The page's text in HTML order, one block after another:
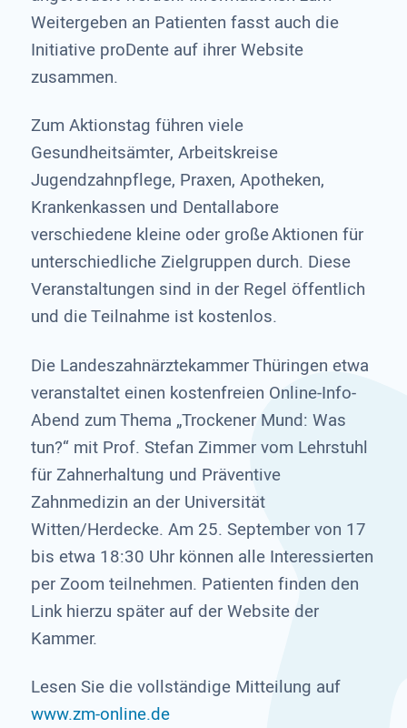
Weitergeben an Patienten fasst auch die
Initiative proDente auf ihrer Website
zusammen.
Zum Aktionstag führen viele
Gesundheitsämter, Arbeitskreise
Jugendzahnpflege, Praxen, Apotheken,
Krankenkassen und Dentallabore
verschiedene kleine oder große Aktionen für
unterschiedliche Zielgruppen durch. Diese
Veranstaltungen sind in der Regel öffentlich
und die Teilnahme ist kostenlos.
Die Landeszahnärztekammer Thüringen etwa
veranstaltet einen kostenfreien Online-Info-
Abend zum Thema „Trockener Mund: Was
tun?“ mit Prof. Stefan Zimmer vom Lehrstuhl
für Zahnerhaltung und Präventive
Zahnmedizin an der Universität
Witten/Herdecke. Am 25. September von 17
bis etwa 18:30 Uhr können alle Interessierten
per Zoom teilnehmen. Patienten finden den
Link hierzu später auf der Website der
Kammer.
Lesen Sie die vollständige Mitteilung auf
www.zm-online.de